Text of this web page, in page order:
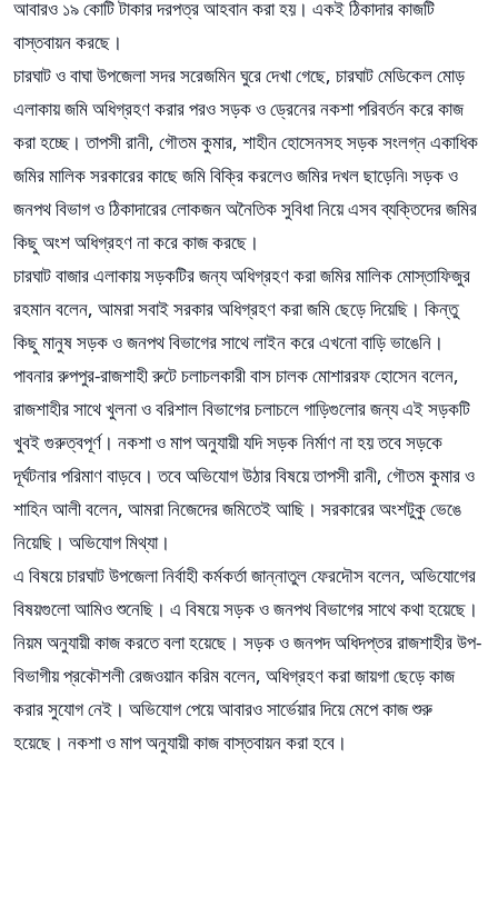
আবারও ১৯ কোটি টাকার দরপত্র আহবান করা হয়। একই ঠিকাদার কাজটি
বাস্তবায়ন করছে।
চারঘাট ও বাঘা উপজেলা সদর সরেজমিন ঘুরে দেখা গেছে, চারঘাট মেডিকেল মোড়
এলাকায় জমি অধিগ্রহণ করার পরও সড়ক ও ড্রেনের নকশা পরিবর্তন করে কাজ
করা হচ্ছে। তাপসী রানী, গৌতম কুমার, শাহীন হোসেনসহ সড়ক সংলগ্ন একাধিক
জমির মালিক সরকারের কাছে জমি বিক্রি করলেও জমির দখল ছাড়েনি৷ সড়ক ও
জনপথ বিভাগ ও ঠিকাদারের লোকজন অনৈতিক সুবিধা নিয়ে এসব ব্যক্তিদের জমির
কিছু অংশ অধিগ্রহণ না করে কাজ করছে।
চারঘাট বাজার এলাকায় সড়কটির জন্য অধিগ্রহণ করা জমির মালিক মোস্তাফিজুর
রহমান বলেন, আমরা সবাই সরকার অধিগ্রহণ করা জমি ছেড়ে দিয়েছি। কিন্তু
কিছু মানুষ সড়ক ও জনপথ বিভাগের সাথে লাইন করে এখনো বাড়ি ভাঙেনি।
পাবনার রুপপুর-রাজশাহী রুটে চলাচলকারী বাস চালক মোশাররফ হোসেন বলেন,
রাজশাহীর সাথে খুলনা ও বরিশাল বিভাগের চলাচলে গাড়িগুলোর জন্য এই সড়কটি
খুবই গুরুত্বপূর্ণ। নকশা ও মাপ অনুযায়ী যদি সড়ক নির্মাণ না হয় তবে সড়কে
দূর্ঘটনার পরিমাণ বাড়বে। তবে অভিযোগ উঠার বিষয়ে তাপসী রানী, গৌতম কুমার ও
শাহিন আলী বলেন, আমরা নিজেদের জমিতেই আছি। সরকারের অংশটুকু ভেঙে
নিয়েছি। অভিযোগ মিথ্যা।
এ বিষয়ে চারঘাট উপজেলা নির্বাহী কর্মকর্তা জান্নাতুল ফেরদৌস বলেন, অভিযোগের
বিষয়গুলো আমিও শুনেছি। এ বিষয়ে সড়ক ও জনপথ বিভাগের সাথে কথা হয়েছে।
নিয়ম অনুযায়ী কাজ করতে বলা হয়েছে। সড়ক ও জনপদ অধিদপ্তর রাজশাহীর উপ-
বিভাগীয় প্রকৌশলী রেজওয়ান করিম বলেন, অধিগ্রহণ করা জায়গা ছেড়ে কাজ
করার সুযোগ নেই। অভিযোগ পেয়ে আবারও সার্ভেয়ার দিয়ে মেপে কাজ শুরু
হয়েছে। নকশা ও মাপ অনুযায়ী কাজ বাস্তবায়ন করা হবে।